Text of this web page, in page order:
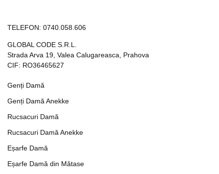
TELEFON: 0740.058.606
GLOBAL CODE S.R.L.
Strada Arva 19, Valea Calugareasca, Prahova
CIF: RO36465627
Genți Damă
Genți Damă Anekke
Rucsacuri Damă
Rucsacuri Damă Anekke
Eșarfe Damă
Eșarfe Damă din Mătase